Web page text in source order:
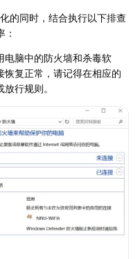
的同时，结合执行以下排查
电脑中的防火墙和杀毒软
复正常，请记得在相应的
行规则。